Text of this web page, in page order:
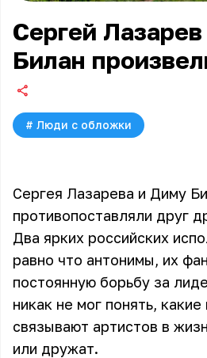
Сергей
Билан
# Люди с обложки
Сергея Лазарева и Диму
противопоставляли друг
Два ярких российских
равно что антонимы, их
постоянную борьбу за
никак не мог понять,
связывают артистов в
или дружат.